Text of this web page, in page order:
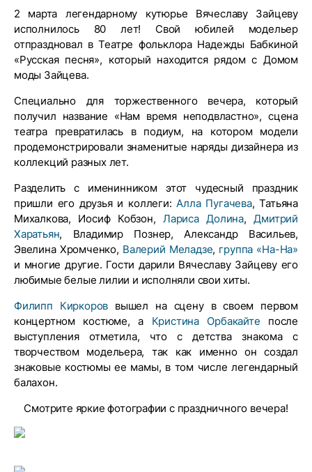
2 марта легендарному кутюрье Вячеславу Зайцеву
исполнилось 80 лет! Свой юбилей модельер
отпраздновал в Театре фольклора Надежды Бабкиной
«Русская песня», который находится рядом с Домом
моды Зайцева.
Специально для торжественного вечера, который
получил название «Нам время неподвластно», сцена
театра превратилась в подиум, на котором модели
продемонстрировали знаменитые наряды дизайнера из
коллекций разных лет.
Разделить с именинником этот чудесный праздник
пришли его друзья и коллеги:Алла Пугачева, Татьяна
Михалкова, Иосиф Кобзон,Лариса Долина,Дмитрий
Харатьян, Владимир Познер, Александр Васильев,
Эвелина Хромченко, Валерий Меладзе, группа «На-На»
и многие другие. Гости дарили Вячеславу Зайцеву его
любимые белые лилии и исполняли свои хиты.
Филипп Киркоров вышел на сцену в своем первом
концертном костюме, а Кристина Орбакайте после
выступления отметила, что с детства знакома с
творчеством модельера, так как именно он создал
знаковые костюмы ее мамы, в том числе легендарный
балахон.
Смотрите яркие фотографии с праздничного вечера!